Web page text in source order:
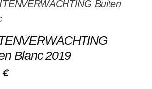
Blanc 2019
€